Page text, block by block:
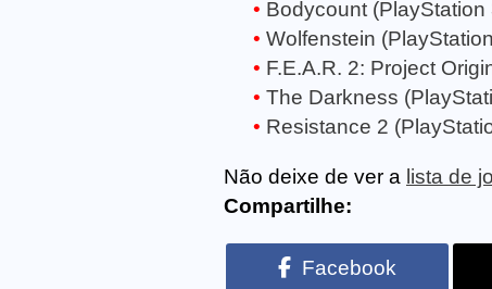
Bodycount (PlayStation
Wolfenstein
F.E.A.R. 2: Project
The Darkness
Resistance 2
Não deixe de ver a lista de
Compartilhe:
Facebook